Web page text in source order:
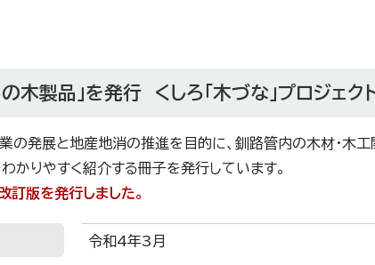
の木製品」を発行 くしろ「木づな」プロジェ
の発展と地産地消の推進を目的に、釧路管内の木材・木工
かりやすく紹介する冊子を発行しています。
版を発行しました。
令和4年3月